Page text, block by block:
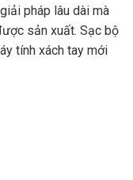
pháp lâu dài mà
sản xuất. Sạc bộ
tính xách tay mới